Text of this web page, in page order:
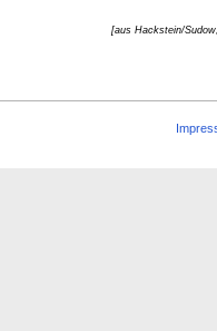
[aus Hackstein/